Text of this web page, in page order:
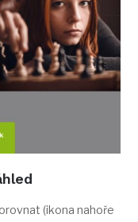
(ikona nahoře